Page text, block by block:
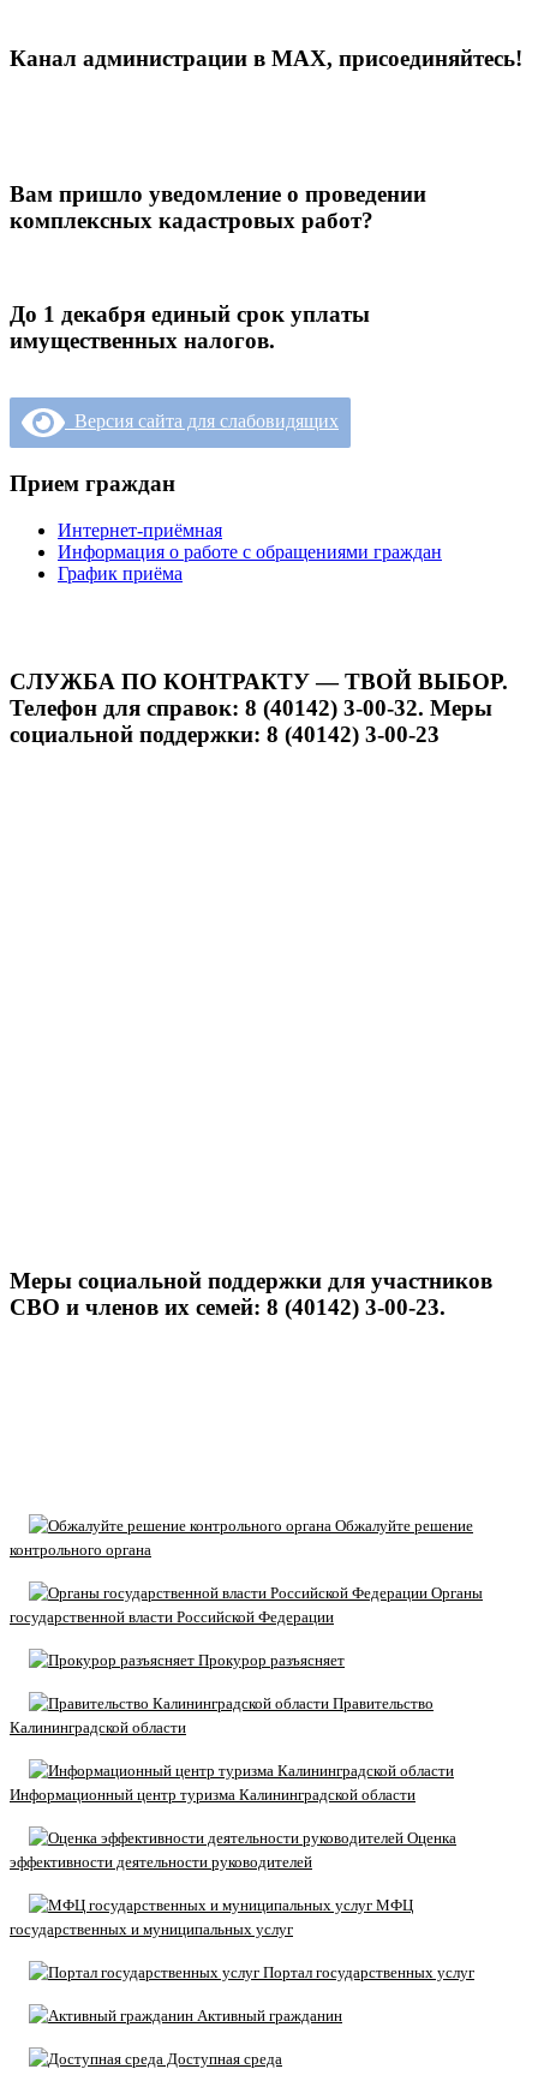
Канал администрации в МАХ, присоединяйтесь!
Вам пришло уведомление о проведении
комплексных кадастровых работ?
До 1 декабря единый срок уплаты
имущественных налогов.
Версия сайта для слабовидящих
Прием граждан
Интернет-приёмная
Информация о работе с обращениями граждан
График приёма
СЛУЖБА ПО КОНТРАКТУ — ТВОЙ ВЫБОР.
Телефон для справок: 8 (40142) 3-00-32. Меры
социальной поддержки: 8 (40142) 3-00-23
Меры социальной поддержки для участников
СВО и членов их семей: 8 (40142) 3-00-23.
Обжалуйте решение
контрольного органа
Органы
государственной власти Российской Федерации
Прокурор разъясняет
Правительство
Калининградской области
Информационный центр туризма Калининградской области
Оценка
эффективности деятельности руководителей
МФЦ
государственных и муниципальных услуг
Портал государственных услуг
Активный гражданин
Доступная среда